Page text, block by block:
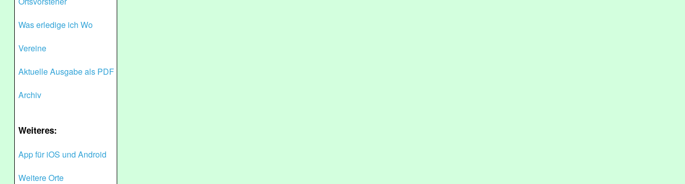
Was erledige ich Wo
Vereine
Aktuelle Ausgabe als PDF
Archiv
Weiteres:
App für iOS und Android
Weitere Orte